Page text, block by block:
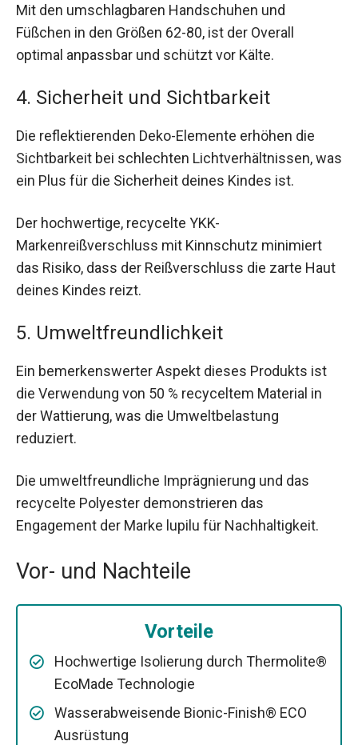
Mit den umschlagbaren Handschuhen und
Füßchen in den Größen 62-80, ist der Overall
optimal anpassbar und schützt vor Kälte.
4. Sicherheit und Sichtbarkeit
Die reflektierenden Deko-Elemente erhöhen die
Sichtbarkeit bei schlechten Lichtverhältnissen, was
ein Plus für die Sicherheit deines Kindes ist.
Der hochwertige, recycelte YKK-
Markenreißverschluss mit Kinnschutz minimiert
das Risiko, dass der Reißverschluss die zarte Haut
deines Kindes reizt.
5. Umweltfreundlichkeit
Ein bemerkenswerter Aspekt dieses Produkts ist
die Verwendung von 50 % recyceltem Material in
der Wattierung, was die Umweltbelastung
reduziert.
Die umweltfreundliche Imprägnierung und das
recycelte Polyester demonstrieren das
Engagement der Marke lupilu für Nachhaltigkeit.
Vor- und Nachteile
Vorteile
Hochwertige Isolierung durch Thermolite®
EcoMade Technologie
Wasserabweisende Bionic-Finish® ECO
Ausrüstung